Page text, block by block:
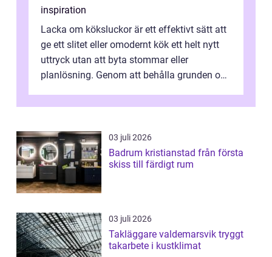
inspiration
Lacka om köksluckor är ett effektivt sätt att
ge ett slitet eller omodernt kök ett helt nytt
uttryck utan att byta stommar eller
planlösning. Genom att behålla grunden och
03 juli 2026
Badrum kristianstad från första
skiss till färdigt rum
03 juli 2026
Takläggare valdemarsvik tryggt
takarbete i kustklimat